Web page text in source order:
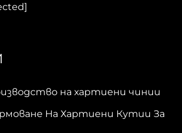
на хартиени чинии
На Хартиени Кутии За